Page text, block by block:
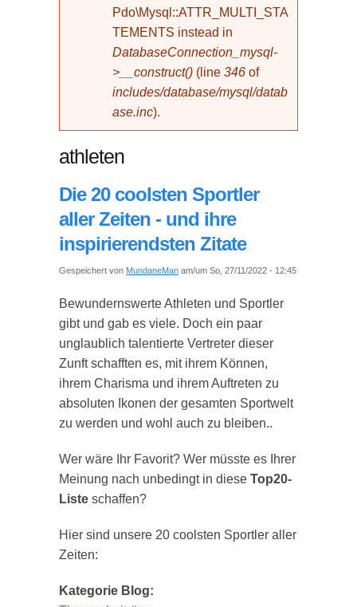
Pdo\Mysql::ATTR_MULTI_STA
TEMENTS instead in
DatabaseConnection_mysql-
>__construct() (line 346 of
includes/database/mysql/datab
ase.inc).
athleten
Die 20 coolsten Sportler
aller Zeiten - und ihre
inspirierendsten Zitate
Gespeichert von MundaneMan am/um So, 27/11/2022 - 12:45
Bewundernswerte Athleten und Sportler
gibt und gab es viele. Doch ein paar
unglaublich talentierte Vertreter dieser
Zunft schafften es, mit ihrem Können,
ihrem Charisma und ihrem Auftreten zu
absoluten Ikonen der gesamten Sportwelt
zu werden und wohl auch zu bleiben..
Wer wäre Ihr Favorit? Wer müsste es Ihrer
Meinung nach unbedingt in diese Top20-
Liste schaffen?
Hier sind unsere 20 coolsten Sportler aller
Zeiten:
Kategorie Blog: